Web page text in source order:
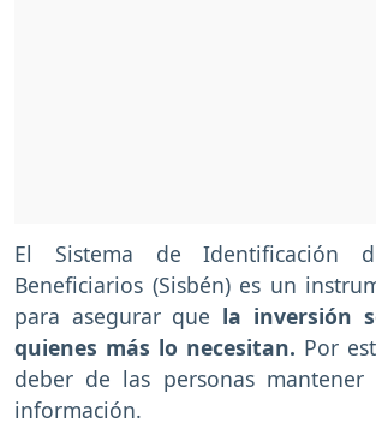
El Sistema de Identificación
Beneficiarios (Sisbén) es un
para asegurar que la inversión
quienes más lo necesitan. Por
deber de las personas mantener
información.